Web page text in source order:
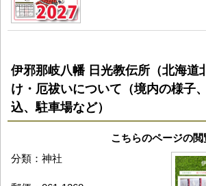
伊邪那岐八幡 日光教伝所（北海道
け・厄祓いについて（境内の様子
込、駐車場など）
こちらのページの
分類：神社